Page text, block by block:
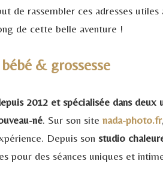
de rassembler ces adresses utiles
de cette belle aventure !
& grossesse
2012 et spécialisée dans deux
né. Sur son site nada-photo.fr
Depuis son studio
pour des séances uniques et